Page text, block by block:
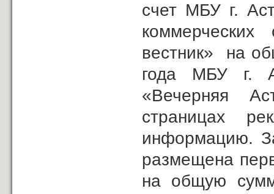
счет МБУ г.
вестник» на
года МБУ г.
«Вечерняя
страницах
информацию.
размещена
на общую